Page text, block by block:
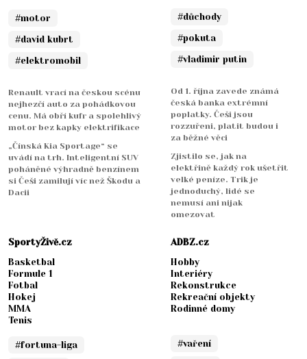
#motor
#david kubrt
#elektromobil
Renault vrací na českou scénu
nejhezčí auto za pohádkovou
cenu. Má obří kufr a spolehlivý
motor bez kapky elektrifikace
„Čínská Kia Sportage“ se
uvádí na trh. Inteligentní SUV
poháněné výhradně benzínem
si Češi zamilují víc než Škodu a
Dacii
#důchody
#pokuta
#vladimir putin
Od 1. října zavede známá
česká banka extrémní
poplatky. Češi jsou
rozzuřeni, platit budou i
za běžné věci
Zjistilo se, jak na
elektřině každý rok ušetřit
velké peníze. Trik je
jednoduchý, lidé se
nemusí ani nijak
omezovat
SportyŽivě.cz
Basketbal
Formule 1
Fotbal
Hokej
MMA
Tenis
#fortuna-liga
ADBZ.cz
Hobby
Interiéry
Rekonstrukce
Rekreační objekty
Rodinné domy
#vaření